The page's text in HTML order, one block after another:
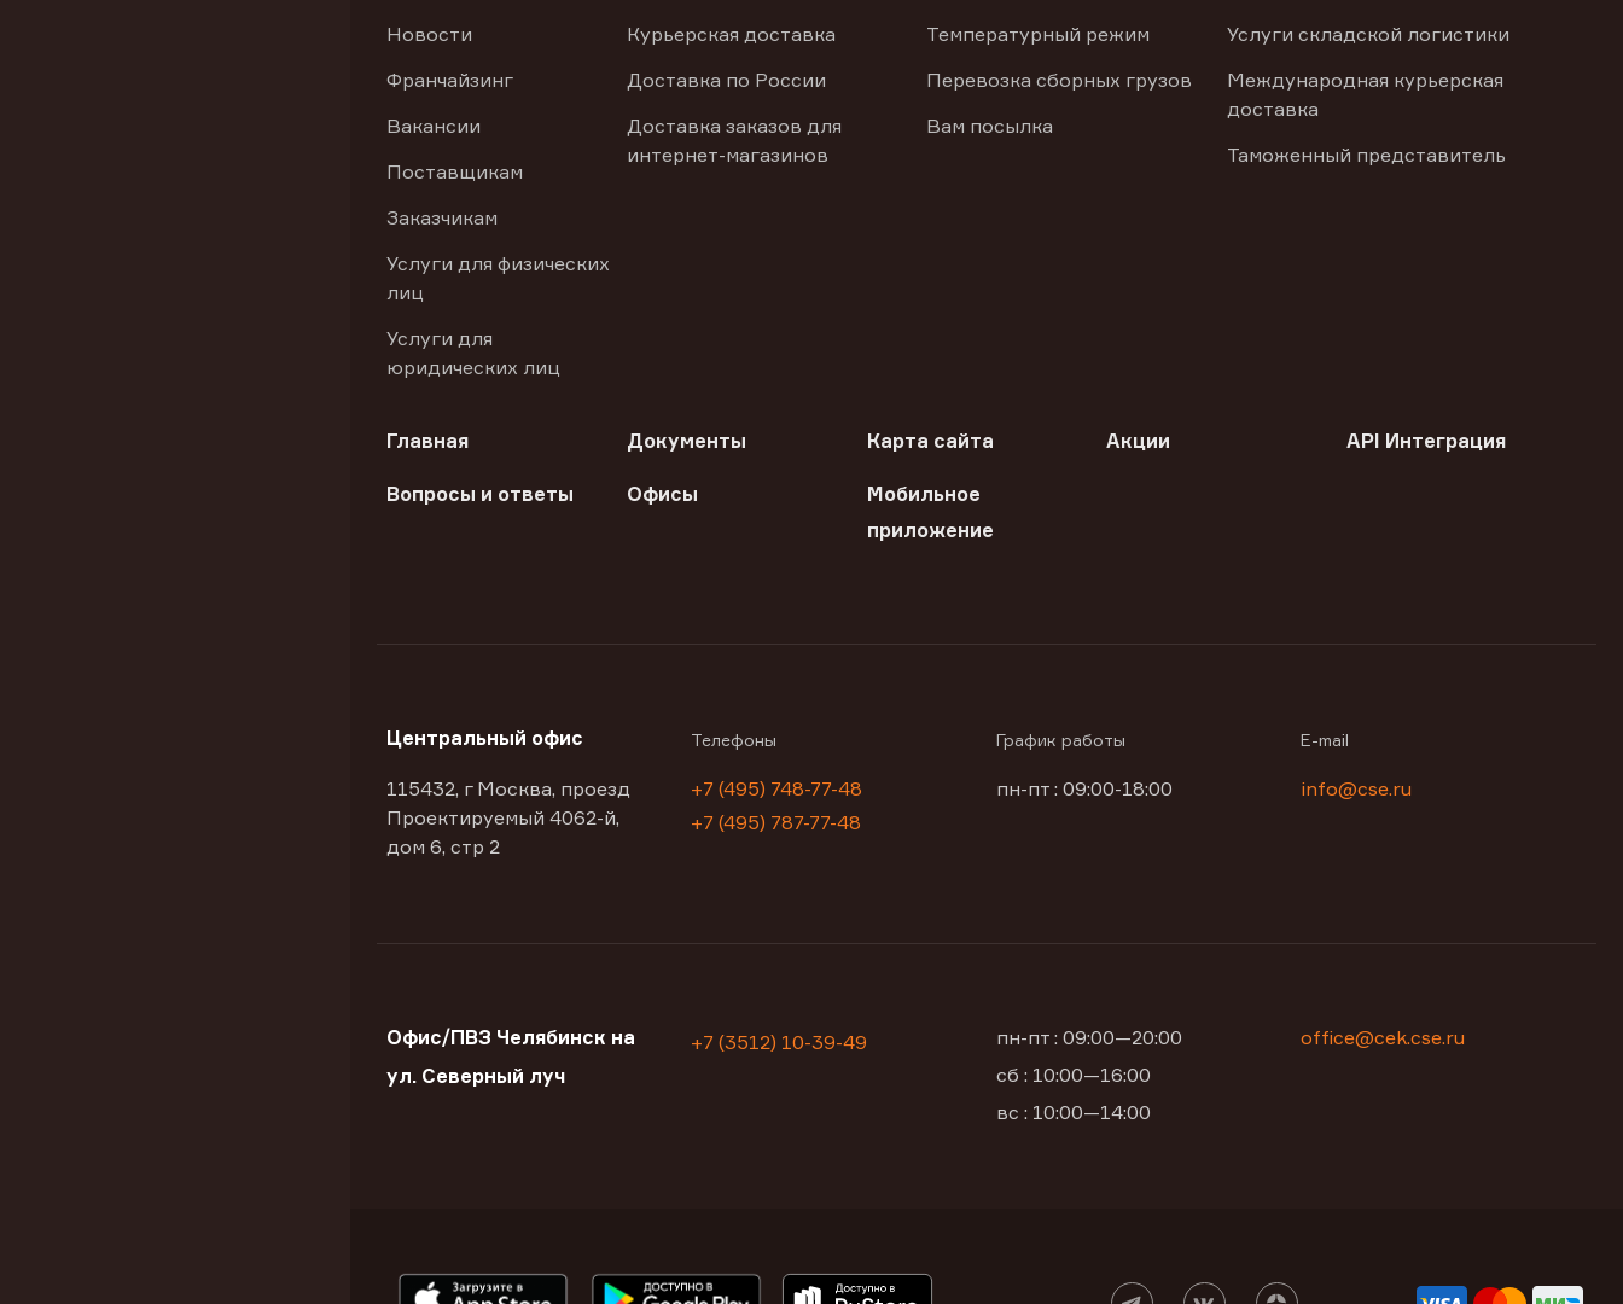
Новости
Франчайзинг
Вакансии
Поставщикам
Заказчикам
Услуги для физических
лиц
Услуги для
юридических лиц
Курьерская доставка
Доставка по России
Доставка заказов для
интернет-магазинов
Температурный режим
Перевозка сборных грузов
Вам посылка
Услуги складской логистики
Международная курьерская
доставка
Таможенный представитель
Главная Документы Карта сайта Акции API Интеграция
Вопросы и ответы Офисы
Мобильное
приложение
Центральный офис
115432, г Москва, проезд
Проектируемый 4062-й,
дом 6, стр 2
Телефоны
+7 (495) 748-77-48
+7 (495) 787-77-48
График работы
пн-пт : 09:00-18:00
E-mail
info@cse.ru
Офис/ПВЗ Челябинск на
ул. Северный луч
+7 (3512) 10-39-49
пн-пт : 09:00—20:00
сб : 10:00—16:00
вс : 10:00—14:00
office@cek.cse.ru